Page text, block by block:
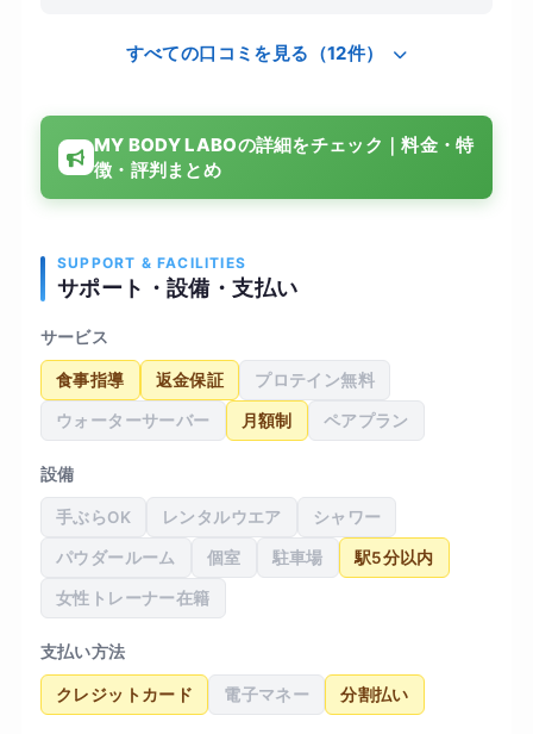
てもらえたので安心して取り組めました。食事に
常生活でも意識が変わったと感じています。結果
として体重も少しずつ減り、体力もついてきた実
感があります。設備も清潔で通いやすい環境でし
たが、料金はやや高めに感じたため、長期的に続
すべての口コミを見る（12件）
MY BODY LABOの詳細をチェック｜料金・特
徴・評判まとめ
SUPPORT & FACILITIES
サポート・設備・支払い
サービス
食事指導 返金保証 プロテイン無料
ウォーターサーバー 月額制 ペアプラン
設備
手ぶらOK レンタルウエア シャワー
パウダールーム 個室 駐車場 駅5分以内
女性トレーナー在籍
支払い方法
クレジットカード 電子マネー 分割払い